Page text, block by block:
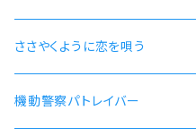
ささやくように恋を唄う
機動警察パトレイバー